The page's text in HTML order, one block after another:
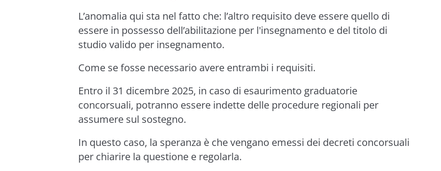
L’anomalia qui sta nel fatto che: l’altro requisito deve essere quello di
essere in possesso dell’abilitazione per l'insegnamento e del titolo di
studio valido per insegnamento.
Come se fosse necessario avere entrambi i requisiti.
Entro il 31 dicembre 2025, in caso di esaurimento graduatorie
concorsuali, potranno essere indette delle procedure regionali per
assumere sul sostegno.
In questo caso, la speranza è che vengano emessi dei decreti concorsuali
per chiarire la questione e regolarla.